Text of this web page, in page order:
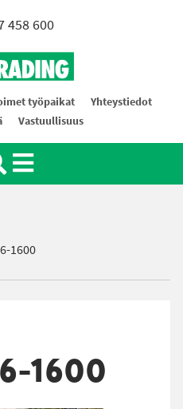
458 600
Ab työpaikat
Yhteystiedot
Vastuullisuus
1600
1600